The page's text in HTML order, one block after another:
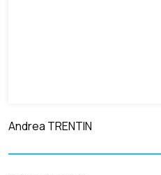
Andrea TRENTIN